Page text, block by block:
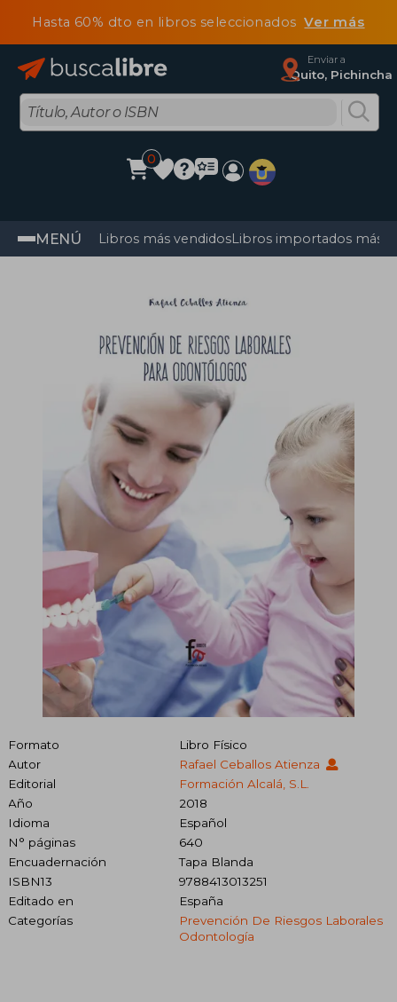
Hasta 60% dto en libros seleccionadosVer más
Enviar a
Quito, Pichincha
0
MENÚ Libros más vendidosLibros importados más
Formato
Libro Físico
Autor
Rafael Ceballos Atienza
Editorial
Formación Alcalá, S.L.
Año
2018
Idioma
Español
N° páginas
640
Encuadernación
Tapa Blanda
ISBN13
9788413013251
Editado en
España
Categorías
Prevención De Riesgos Laborales
Odontología